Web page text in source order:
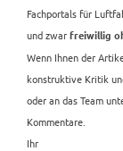
Fachportals für
und zwar freiwillig
Wenn Ihnen der
konstruktive Kritik
oder an das Team
Kommentare.
Ihr